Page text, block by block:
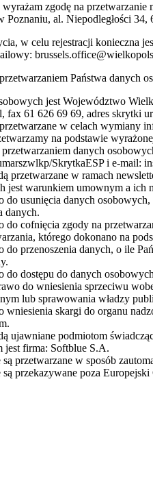
wyrażam zgodę na
al. Niepodległości
w celu rejestracji konieczna
Państwa danych
jest Województwo
fax 61 626 69 69, adres skrytki
w celach wymiany
na podstawie
danych
SkrytkaESP i e-mail:
przetwarzane w ramach
jest warunkiem umownym a
do usunięcia danych
danych.
do cofnięcia zgody na
którego dokonano na
do przenoszenia danych, o ile
do dostępu do danych
do wniesienia sprzeciwu
lub sprawowania władzy
wniesienia skargi do organu
ujawniane podmiotom
jest firma: Softblue S.A.
są przetwarzane w sposób
są przekazywane poza